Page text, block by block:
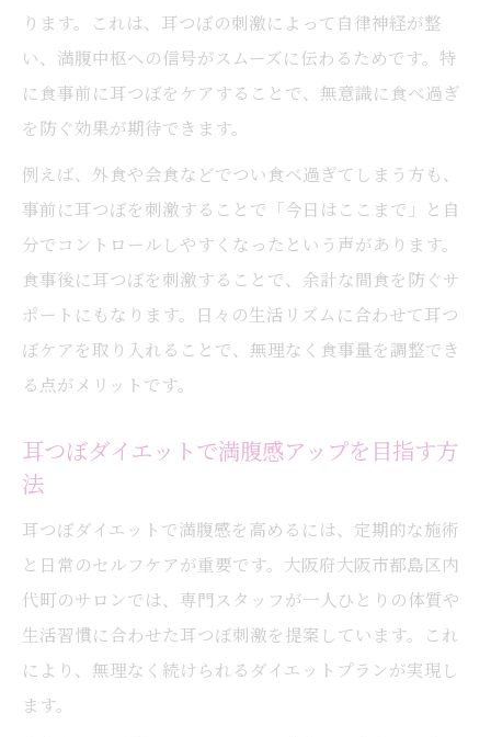
ります。これは、耳つぼの刺激によって自律神経が整
い、満腹中枢への信号がスムーズに伝わるためです。特
に食事前に耳つぼをケアすることで、無意識に食べ過ぎ
を防ぐ効果が期待できます。
例えば、外食や会食などでつい食べ過ぎてしまう方も、
事前に耳つぼを刺激することで「今日はここまで」と自
分でコントロールしやすくなったという声があります。
食事後に耳つぼを刺激することで、余計な間食を防ぐサ
ポートにもなります。日々の生活リズムに合わせて耳つ
ぼケアを取り入れることで、無理なく食事量を調整でき
る点がメリットです。
耳つぼダイエットで満腹感アップを目指す方
法
耳つぼダイエットで満腹感を高めるには、定期的な施術
と日常のセルフケアが重要です。大阪府大阪市都島区内
代町のサロンでは、専門スタッフが一人ひとりの体質や
生活習慣に合わせた耳つぼ刺激を提案しています。これ
により、無理なく続けられるダイエットプランが実現し
ます。